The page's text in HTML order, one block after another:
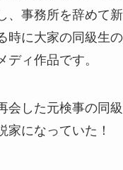
、事務所を辞めて
時に大家の同級生
ディ作品です。
会した元検事の同
家になっていた！